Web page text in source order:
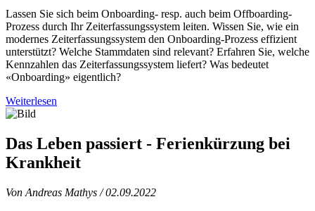
Lassen Sie sich beim Onboarding- resp. auch beim Offboarding-
Prozess durch Ihr Zeiterfassungssystem leiten. Wissen Sie, wie ein
modernes Zeiterfassungssystem den Onboarding-Prozess effizient
unterstützt? Welche Stammdaten sind relevant? Erfahren Sie, welche
Kennzahlen das Zeiterfassungssystem liefert? Was bedeutet
«Onboarding» eigentlich?
Weiterlesen
Das Leben passiert - Ferienkürzung bei
Krankheit
Von Andreas Mathys / 02.09.2022